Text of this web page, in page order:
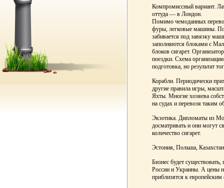
Компромиссный вариант.
оттуда — в Лондон.
Помимо чемоданных
фуры, легковые машины.
забивается под завязку
заполняются блоками с
блоков сигарет.
поездки. Схема
подготовка, но результат
Корабли. Периодически
другие правила игры,
Яхты. Многие хозяева
на судах и перевозя таким
Экзотика. Дипломаты из
досматривать и они могут
количество сигарет.
Эстония, Польша,
Бизнес будет существовать,
России и Украины. А цены
приблизятся к европейским